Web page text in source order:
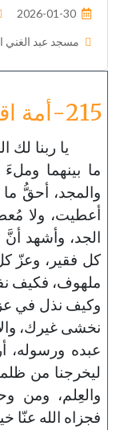
2026-01-30
مسجد عبد الغني
215-أمة اقرأ
يا ربنا
ما بينهما
والمجد، أحقُّ ما
أعطيت، ولا
الجد، وأشهد أنَّ
كل فقير، وعزّ
ملهوف، فكيف
وكيف نذل في
نخشى غيرك،
عبده ورسوله،
ليخرجنا من
والعِلم، ومن
فجزاه الله عنّا